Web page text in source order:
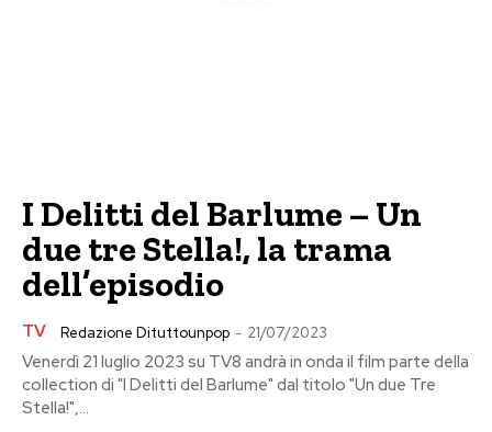
I Delitti del Barlume – Un
due tre Stella!, la trama
dell’episodio
TV Redazione Dituttounpop - 21/07/2023
Venerdì 21 luglio 2023 su TV8 andrà in onda il film parte della
collection di "I Delitti del Barlume" dal titolo "Un due Tre
Stella!",...